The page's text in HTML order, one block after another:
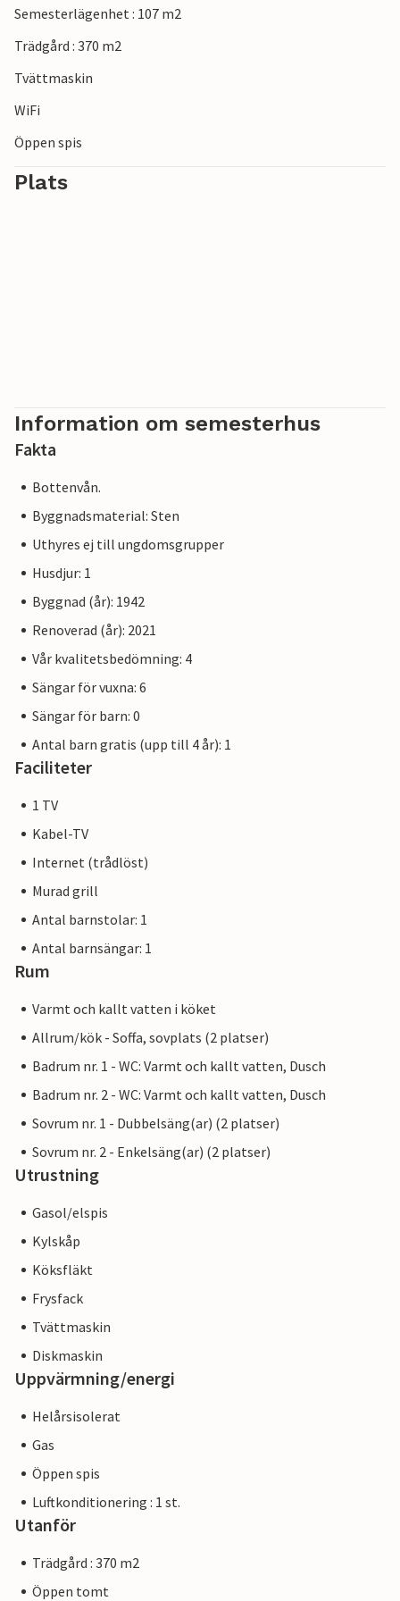
Semesterlägenhet : 107 m2
Trädgård : 370 m2
Tvättmaskin
WiFi
Öppen spis
Plats
Information om semesterhus
Fakta
Bottenvån.
Byggnadsmaterial: Sten
Uthyres ej till ungdomsgrupper
Husdjur: 1
Byggnad (år): 1942
Renoverad (år): 2021
Vår kvalitetsbedömning: 4
Sängar för vuxna: 6
Sängar för barn: 0
Antal barn gratis (upp till 4 år): 1
Faciliteter
1 TV
Kabel-TV
Internet (trådlöst)
Murad grill
Antal barnstolar: 1
Antal barnsängar: 1
Rum
Varmt och kallt vatten i köket
Allrum/kök - Soffa, sovplats (2 platser)
Badrum nr. 1 - WC: Varmt och kallt vatten, Dusch
Badrum nr. 2 - WC: Varmt och kallt vatten, Dusch
Sovrum nr. 1 - Dubbelsäng(ar) (2 platser)
Sovrum nr. 2 - Enkelsäng(ar) (2 platser)
Utrustning
Gasol/elspis
Kylskåp
Köksfläkt
Frysfack
Tvättmaskin
Diskmaskin
Uppvärmning/energi
Helårsisolerat
Gas
Öppen spis
Luftkonditionering : 1 st.
Utanför
Trädgård : 370 m2
Öppen tomt